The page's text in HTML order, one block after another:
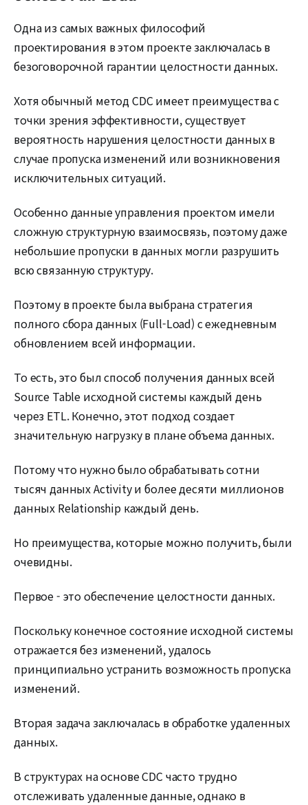
Одна из самых важных философий
проектирования в этом проекте заключалась в
безоговорочной гарантии целостности данных.
Хотя обычный метод CDC имеет преимущества с
точки зрения эффективности, существует
вероятность нарушения целостности данных в
случае пропуска изменений или возникновения
исключительных ситуаций.
Особенно данные управления проектом имели
сложную структурную взаимосвязь, поэтому даже
небольшие пропуски в данных могли разрушить
всю связанную структуру.
Поэтому в проекте была выбрана стратегия
полного сбора данных (Full-Load) с ежедневным
обновлением всей информации.
То есть, это был способ получения данных всей
Source Table исходной системы каждый день
через ETL. Конечно, этот подход создает
значительную нагрузку в плане объема данных.
Потому что нужно было обрабатывать сотни
тысяч данных Activity и более десяти миллионов
данных Relationship каждый день.
Но преимущества, которые можно получить, были
очевидны.
Первое - это обеспечение целостности данных.
Поскольку конечное состояние исходной системы
отражается без изменений, удалось
принципиально устранить возможность пропуска
изменений.
Вторая задача заключалась в обработке удаленных
данных.
В структурах на основе CDC часто трудно
отслеживать удаленные данные, однако в